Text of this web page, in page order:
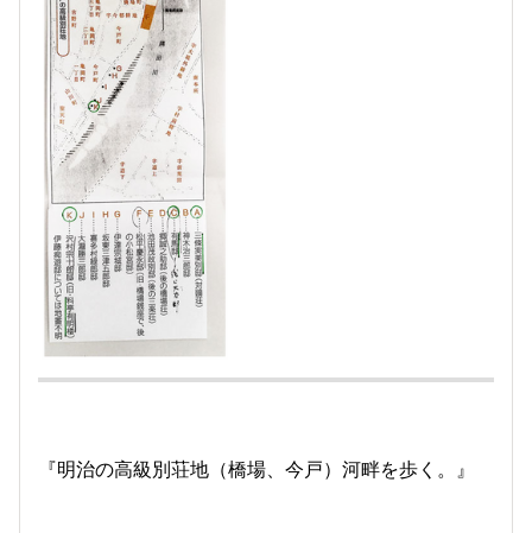
『明治の高級別荘地（橋場、今戸）河畔を歩く。』